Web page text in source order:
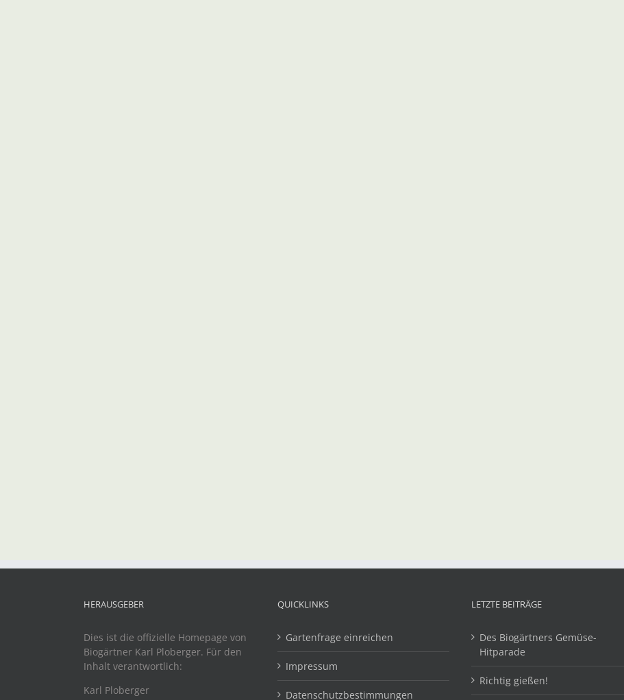
HERAUSGEBER
Dies ist die offizielle Homepage von
Biogärtner Karl Ploberger. Für den
Inhalt verantwortlich:
Karl Ploberger
QUICKLINKS
Gartenfrage einreichen
Impressum
Datenschutzbestimmungen
LETZTE BEITRÄGE
Des Biogärtners Gemüse-
Hitparade
Richtig gießen!